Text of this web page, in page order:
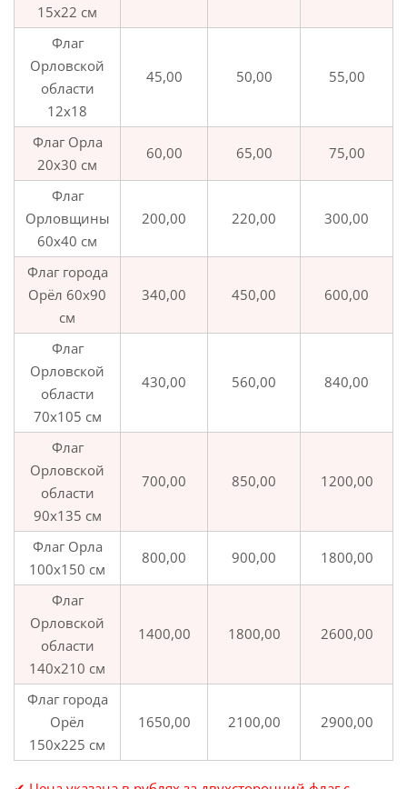
15х22 см
Флаг
Орловской
области
12х18
45,00 50,00 55,00
Флаг Орла
20х30 см
60,00 65,00 75,00
Флаг
Орловщины
60х40 см
200,00 220,00 300,00
Флаг города
Орёл 60х90
см
340,00 450,00 600,00
Флаг
Орловской
области
70х105 см
430,00 560,00 840,00
Флаг
Орловской
области
90х135 см
700,00 850,00 1200,00
Флаг Орла
100х150 см
800,00 900,00 1800,00
Флаг
Орловской
области
140х210 см
1400,00 1800,00 2600,00
Флаг города
Орёл
150х225 см
1650,00 2100,00 2900,00